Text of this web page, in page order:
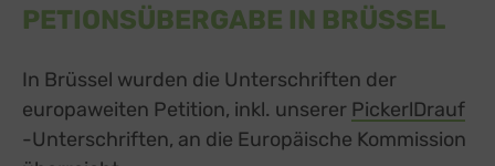
PETIONSÜBERGABE IN BRÜSSEL
In Brüssel wurden die Unterschriften der
europaweiten Petition, inkl. unserer PickerlDrauf
-Unterschriften, an die Europäische Kommission